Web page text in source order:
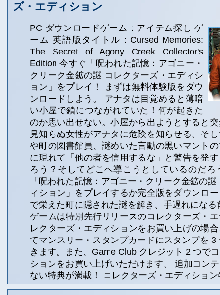
ズ・エディション
PC ダウンロードゲーム：アイテム探し ゲ
ーム 英語版タイトル：Cursed Memories:
The Secret of Agony Creek Collector's
Edition 今すぐ「呪われた記憶：アゴニー・
クリーク金鉱の謎 コレクターズ・エディシ
ョン」をプレイ！ まずは無料体験版をダウ
ンロードしよう。 アナタは目覚めると薄暗
い小屋で鎖につながれていた！何が起きた
のか思い出せない。小屋から出ようとすると
見知らぬ女性がアナタに危険を知らせる。そ
や町の図書館員、謎めいた言動の黒いマント
に現れて「他の者を信用するな」と警告を発
ろう？そしてどこへ導こうとしているのだろ
「呪われた記憶：アゴニー・クリーク金鉱の
ィション」をプレイするか完全版をダウンロ
で栄えた町に隠された謎を解き、手遅れにな
ゲームは特別先行リリースのコレクターズ・
レクターズ・エディションをお買い上げの場
てマンスリー・スタンプカードにスタンプを 3
きます。また、Game Club クレジット 2 つで
ションをお買い上げいただけます。 追加コン
ない特典が満載！ コレクターズ・エディショ